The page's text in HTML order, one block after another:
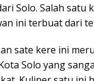
Solo. Salah satu
ini terbuat dari
sate kere ini
Solo yang